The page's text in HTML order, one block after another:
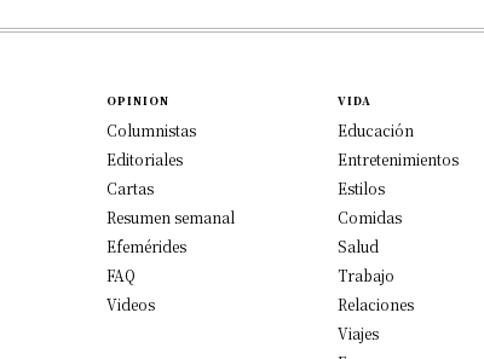
OPINION
Columnistas
Editoriales
Cartas
Resumen semanal
Efemérides
FAQ
Videos
VIDA
Educación
Entretenimientos
Estilos
Comidas
Salud
Trabajo
Relaciones
Viajes